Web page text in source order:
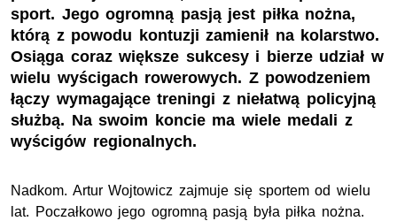
sport. Jego ogromną pasją jest piłka nożna,
którą z powodu kontuzji zamienił na kolarstwo.
Osiąga coraz większe sukcesy i bierze udział w
wielu wyścigach rowerowych. Z powodzeniem
łączy wymagające treningi z niełatwą policyjną
służbą. Na swoim koncie ma wiele medali z
wyścigów regionalnych.
Nadkom. Artur Wojtowicz zajmuje się sportem od wielu
lat. Poczałkowo jego ogromną pasją była piłka nożna.